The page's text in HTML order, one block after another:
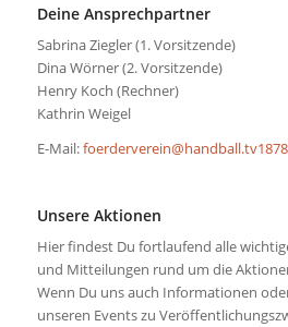
Deine Ansprechpartner
Sabrina Ziegler (1. Vorsitzende)
Dina Wörner (2. Vorsitzende)
Henry Koch (Rechner)
Kathrin Weigel
E-Mail:
Unsere Aktionen
Hier findest Du fortlaufend alle
und Mitteilungen rund um die
Wenn Du uns auch Informationen
unseren Events zu